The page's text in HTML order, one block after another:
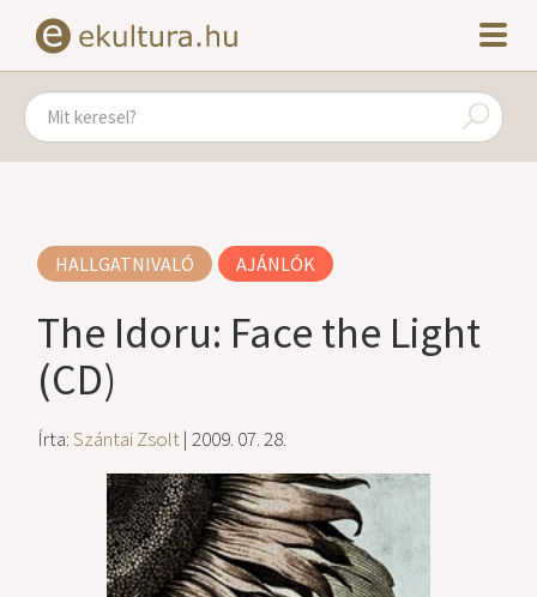
HALLGATNIVALÓ AJÁNLÓK
The Idoru: Face the Light
(CD)
Írta:Szántai Zsolt| 2009. 07. 28.